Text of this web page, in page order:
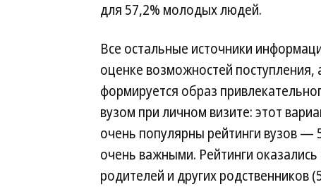
для 57,2% молодых людей.
Все остальные источники
оценке возможностей
формируется образ
вузом при личном визите: этот
очень популярны рейтинги вузов —
очень важными. Рейтинги
родителей и других